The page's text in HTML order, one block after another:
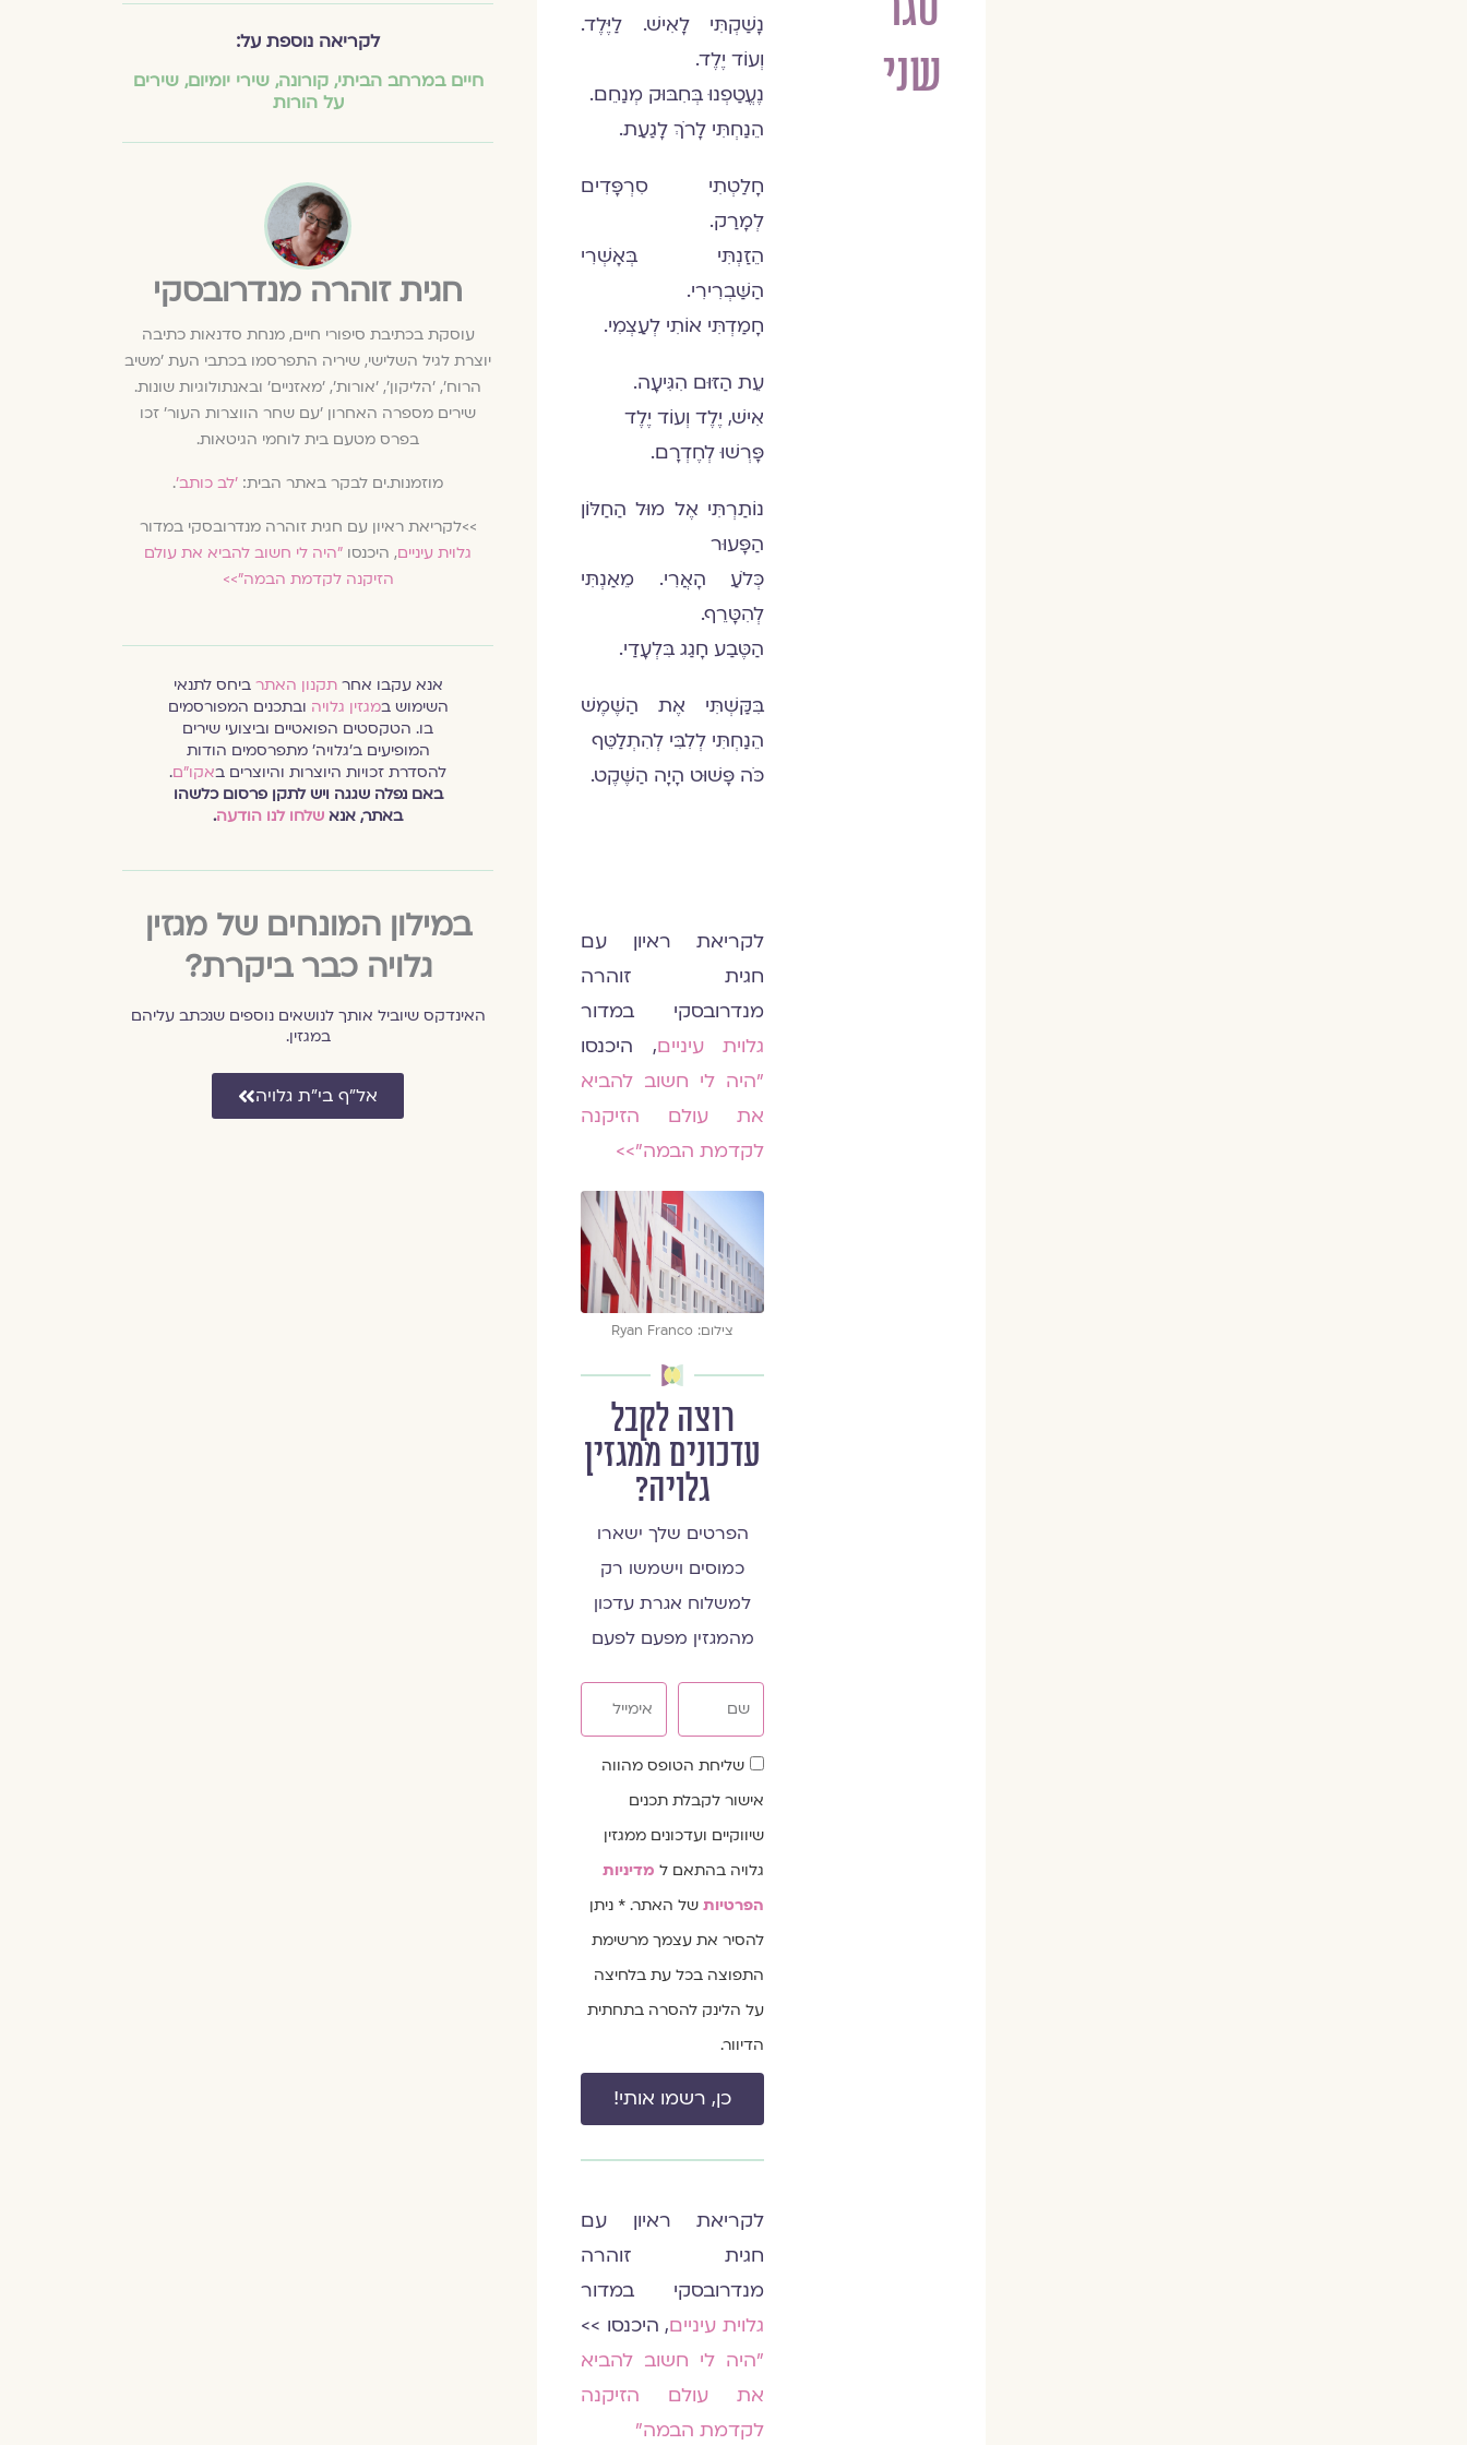
שני
נָשַׁקְתִּי לָאִישׁ. לַיֶּלֶד.
וְעוֹד יֶלֶד.
נֶעֱטַפְנוּ בְּחִבּוּק מְנַחֵם.
הֵנַחְתִּי לָרֹךְ לָגַעַת.
חָלַטְתִי סִרְפָּדִים
לְמָרַק.
הֵזַנְתִּי בְּאָשְׁרִי
הַשַּׁבְרִירִי.
חָמַדְתִּי אוֹתִי לְעַצְמִי.
עֵת הַזּוּם הִגִּיעָה.
אִישׁ, יֶלֶד וְעוֹד יֶלֶד
פָּרְשׁוּ לְחֶדְרָם.
נוֹתַרְתִּי אֶל מוּל הַחַלּוֹן
הַפָּעוּר
כְּלֹעַ הָאֲרִי. מֵאַנְתִּי
לְהִטָּרֵף.
הַטֶּבַע חָגַג בִּלְעָדַי.
בִּקַּשְׁתִּי אֶת הַשֶּׁמֶשׁ
הֵנַחְתִּי לְלִבִּי לְהִתְלַטֵּף
כֹּה פָּשׁוּט הָיָה הַשֶּׁקֶט.
לקריאת ראיון עם
חגית זוהרה
מנדרובסקי במדור
גלוית עיניים, היכנסו
״היה לי חשוב להביא
את עולם הזיקנה
לקדמת הבמה״>>
צילום: Ryan Franco
רוצה לקבל
עדכונים ממגזין
גלויה?
הפרטים שלך ישארו
כמוסים וישמשו רק
למשלוח אגרת עדכון
מהמגזין מפעם לפעם
שדהשליחת הטופס מהווה
אישור לקבלת תכנים
שיווקיים ועדכונים ממגזין
גלויה בהתאם למדיניות
הפרטיותשל האתר. * ניתן
להסיר את עצמך מרשימת
התפוצה בכל עת בלחיצה
על הלינק להסרה בתחתית
הדיוור.
כן, רשמו אותי!
לקריאת ראיון עם
חגית זוהרה
מנדרובסקי במדור
גלוית עיניים, היכנסו >>
״היה לי חשוב להביא
את עולם הזיקנה
לקדמת הבמה״
לקריאה נוספת על:
חיים במרחב הביתי,קורונה,שירי יומיום,שירים
על הורות
חגית זוהרה מנדרובסקי
עוסקת בכתיבת סיפורי חיים, מנחת סדנאות כתיבה
יוצרת לגיל השלישי, שיריה התפרסמו בכתבי העת 'משיב
הרוח', 'הליקון', 'אורות', 'מאזניים' ובאנתולוגיות שונות.
שירים מספרה האחרון 'עם שחר הווצרות העור' זכו
בפרס מטעם בית לוחמי הגיטאות.
מוזמנות.ים לבקר באתר הבית: 'לב כותב'.
>>לקריאת ראיון עם חגית זוהרה מנדרובסקי במדור
גלוית עיניים, היכנסו ״היה לי חשוב להביא את עולם
הזיקנה לקדמת הבמה״>>
אנא עקבו אחרתקנון האתר ביחס לתנאי
השימוש במגזין גלויה ובתכנים המפורסמים
בו. הטקסטים הפואטיים וביצועי שירים
המופיעים ב׳גלויה׳ מתפרסמים הודות
להסדרת זכויות היוצרות והיוצרים באקו״ם.
באם נפלה שגגה ויש לתקן פרסום כלשהו
באתר, אנא שלחו לנו הודעה.
במילון המונחים של מגזין
גלויה כבר ביקרת?
האינדקס שיוביל אותך לנושאים נוספים שנכתב עליהם
במגזין.
אל״ף בי״ת גלויה